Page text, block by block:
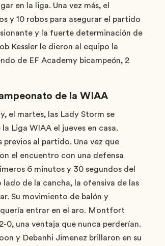
en la liga. Una vez más, el
y 10 robos para asegurar el partido
y la fuerte determinación de
Kessler le dieron al equipo la
de EF Academy bicampeón, 2
de la WIAA
el martes, las Lady Storm se
Liga WIAA el jueves en casa.
al partido. Una vez que
el encuentro con una defensa
6 minutos y 30 segundos del
de la cancha, la ofensiva de las
Su movimiento de balón y
entrar en el aro. Montfort
una ventaja que nunca perderían.
y Debanhi Jimenez brillaron en su